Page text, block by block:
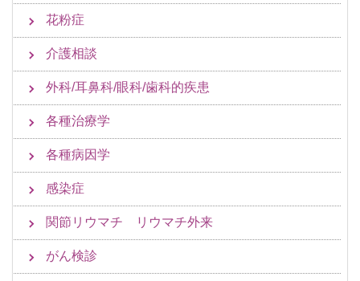
花粉症
介護相談
外科/耳鼻科/眼科/歯科的疾患
各種治療学
各種病因学
感染症
関節リウマチ リウマチ外来
がん検診